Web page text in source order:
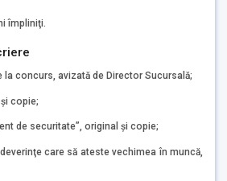
împliniţi.
la concurs, avizată de Director Sucursală;
copie;
de securitate”, original şi copie;
care să ateste vechimea în muncă,